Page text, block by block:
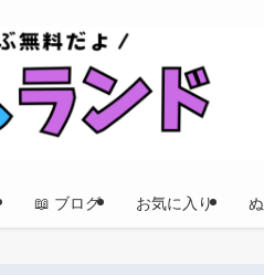
📖 ブログ お気に入り